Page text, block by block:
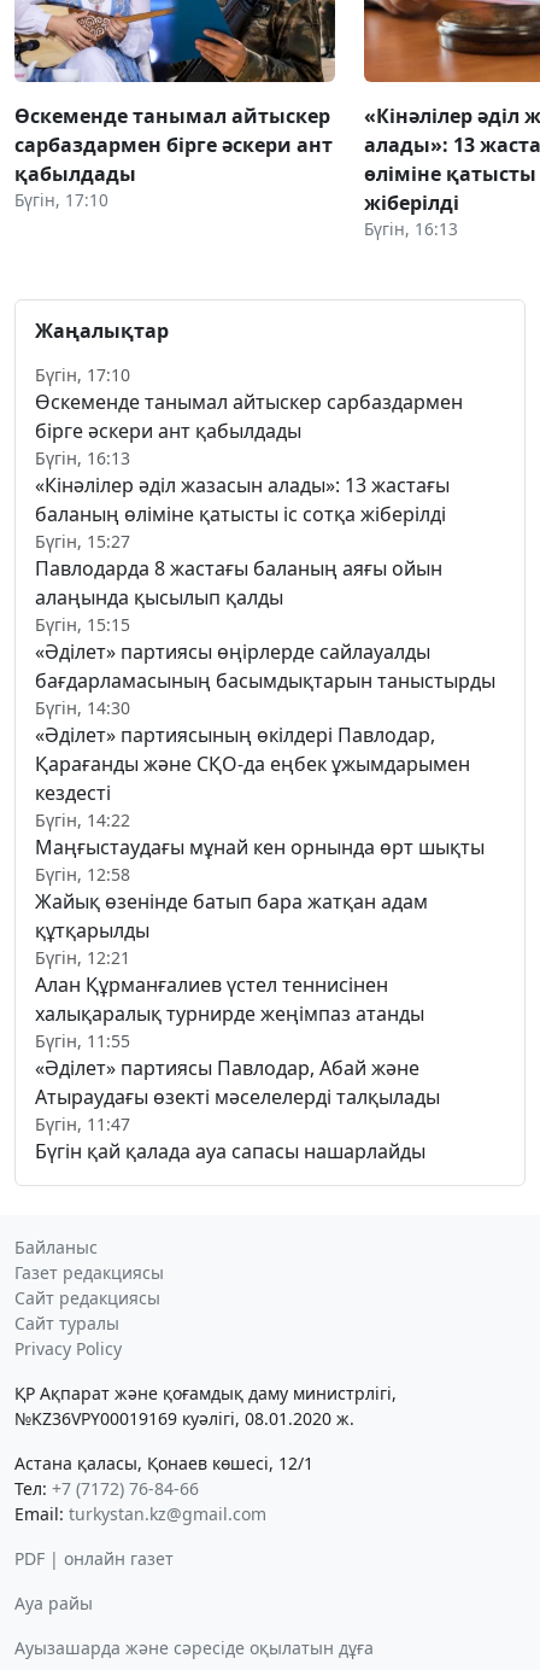
Өскеменде танымал айтыскер
сарбаздармен бірге әскери ант
қабылдады
Бүгін, 17:10
«Кінәлілер әділ
алады»: 13
өліміне қатысты
жіберілді
Бүгін, 16:13
Жаңалықтар
Бүгін, 17:10
Өскеменде танымал айтыскер сарбаздармен
бірге әскери ант қабылдады
Бүгін, 16:13
«Кінәлілер әділ жазасын алады»: 13 жастағы
баланың өліміне қатысты іс сотқа жіберілді
Бүгін, 15:27
Павлодарда 8 жастағы баланың аяғы ойын
алаңында қысылып қалды
Бүгін, 15:15
«Әділет» партиясы өңірлерде сайлауалды
бағдарламасының басымдықтарын таныстырды
Бүгін, 14:30
«Әділет» партиясының өкілдері Павлодар,
Қарағанды және СҚО-да еңбек ұжымдарымен
кездесті
Бүгін, 14:22
Маңғыстаудағы мұнай кен орнында өрт шықты
Бүгін, 12:58
Жайық өзенінде батып бара жатқан адам
құтқарылды
Бүгін, 12:21
Алан Құрманғалиев үстел теннисінен
халықаралық турнирде жеңімпаз атанды
Бүгін, 11:55
«Әділет» партиясы Павлодар, Абай және
Атыраудағы өзекті мәселелерді талқылады
Бүгін, 11:47
Бүгін қай қалада ауа сапасы нашарлайды
Байланыс
Газет редакциясы
Сайт редакциясы
Сайт туралы
Privacy Policy
ҚР Ақпарат және қоғамдық даму министрлігі,
№KZ36VPY00019169 куәлігі, 08.01.2020 ж.
Астана қаласы, Қонаев көшесі, 12/1
Тел: +7 (7172) 76-84-66
Email: turkystan.kz@gmail.com
PDF | онлайн газет
Ауа райы
Ауызашарда және сәресіде оқылатын дұға